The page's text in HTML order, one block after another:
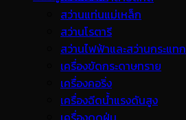
สว่านแท่นแม่เหล็ก
สว่านโรตารี
สว่านไฟฟ้าและสว่านกระแทก
เครื่องขัดกระดาษทราย
เครื่องคอริ่ง
เครื่องฉีดน้ำแรงดันสูง